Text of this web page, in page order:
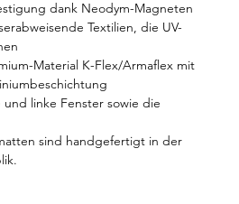
dank Neodym-Magneten
Textilien, die UV-
Material K-Flex/Armaflex mit
und linke Fenster sowie die
sind handgefertigt in der